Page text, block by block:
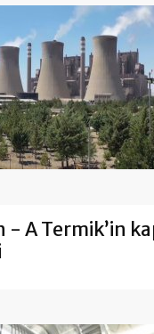
- A Termik’in